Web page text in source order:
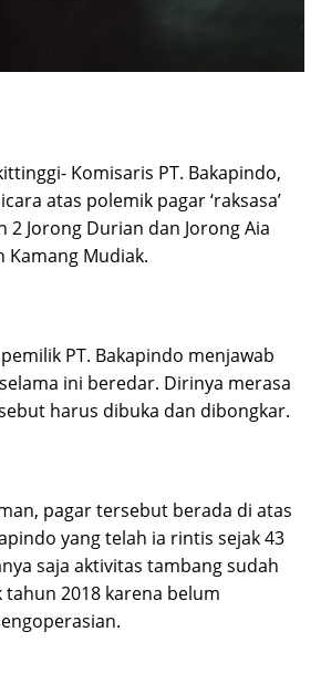
Komisaris PT. Bakapindo,
atas polemik pagar ‘raksasa’
2 Jorong Durian dan Jorong Aia
Kamang Mudiak.
PT. Bakapindo menjawab
ini beredar. Dirinya merasa
harus dibuka dan dibongkar.
pagar tersebut berada di atas
yang telah ia rintis sejak 43
saja aktivitas tambang sudah
2018 karena belum